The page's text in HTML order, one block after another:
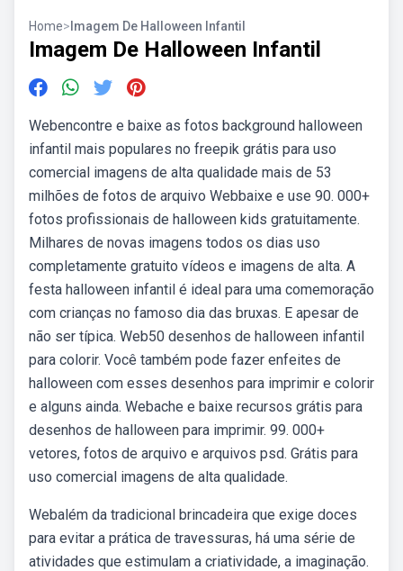
Home> Imagem De Halloween Infantil
Imagem De Halloween Infantil
Webencontre e baixe as fotos background halloween
infantil mais populares no freepik grátis para uso
comercial imagens de alta qualidade mais de 53
milhões de fotos de arquivo Webbaixe e use 90. 000+
fotos profissionais de halloween kids gratuitamente.
Milhares de novas imagens todos os dias uso
completamente gratuito vídeos e imagens de alta. A
festa halloween infantil é ideal para uma comemoração
com crianças no famoso dia das bruxas. E apesar de
não ser típica. Web50 desenhos de halloween infantil
para colorir. Você também pode fazer enfeites de
halloween com esses desenhos para imprimir e colorir
e alguns ainda. Webache e baixe recursos grátis para
desenhos de halloween para imprimir. 99. 000+
vetores, fotos de arquivo e arquivos psd. Grátis para
uso comercial imagens de alta qualidade.
Webalém da tradicional brincadeira que exige doces
para evitar a prática de travessuras, há uma série de
atividades que estimulam a criatividade, a imaginação.